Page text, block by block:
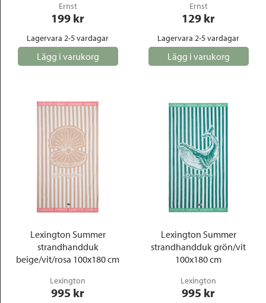
Ernst
199 kr
Lagervara 2-5 vardagar
Lägg i varukorg
Ernst
129 kr
Lagervara 2-5 vardagar
Lägg i varukorg
Lexington Summer
strandhandduk
beige/vit/rosa 100x180 cm
Lexington
995 kr
Lexington Summer
strandhandduk grön/vit
100x180 cm
Lexington
995 kr